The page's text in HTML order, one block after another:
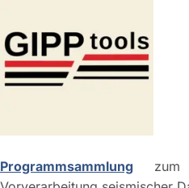
Programmsammlung zum